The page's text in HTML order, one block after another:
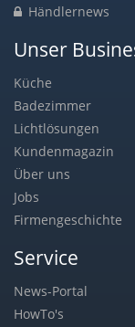
Händlernews
Unser
Küche
Badezimmer
Lichtlösungen
Kundenmagazin
Über uns
Jobs
Firmengeschichte
Service
News-Portal
HowTo's